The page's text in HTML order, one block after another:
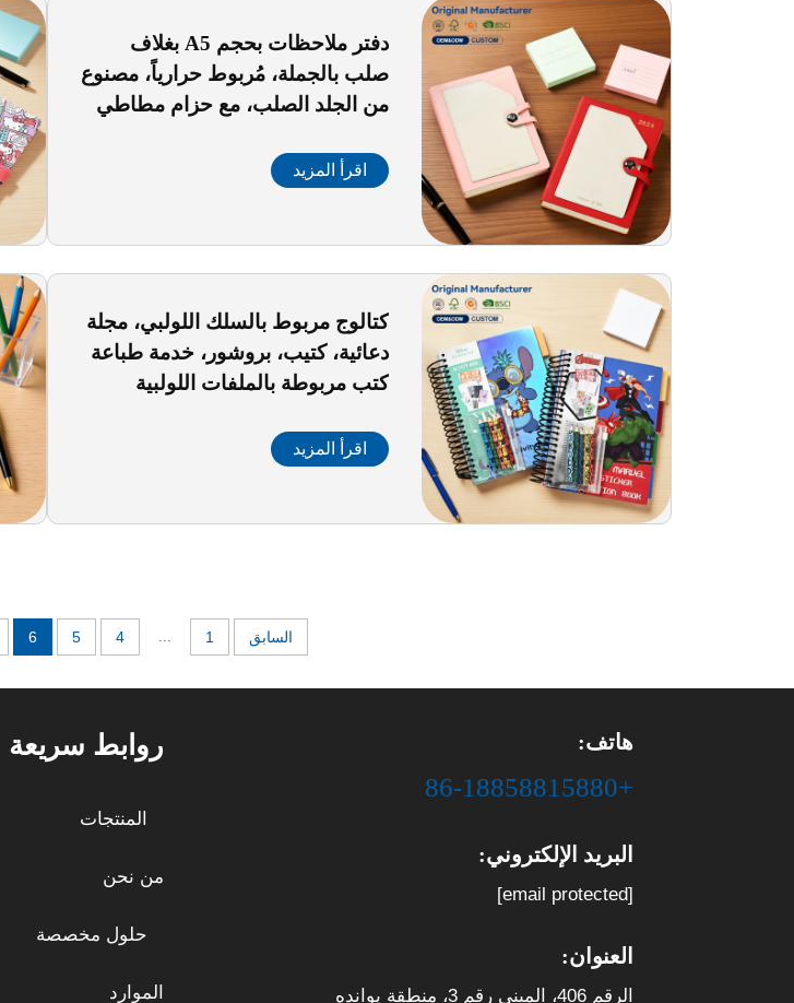
دفتر ملاحظات بحجم A5 بغلاف
صلب بالجملة، مُربوط حرارياً، مصنوع
من الجلد الصلب، مع حزام مطاطي
بشعارك المطبوع، دفتر ملاحظات
مكتبي ويوميات جاهزة للمخزون
اقرأ المزيد
كتالوج مربوط بالسلك اللولبي، مجلة
دعائية، كتيب، بروشور، خدمة طباعة
كتب مربوطة بالملفات اللولبية
اقرأ المزيد
السابق 1
4
5
6
هاتف:
+86-18858815880
البريد الإلكتروني:
[email protected]
العنوان:
الرقم 406، المبنى رقم 3، منطقة يوانده
روابط سريعة
المنتجات
من نحن
حلول مخصصة
الموارد